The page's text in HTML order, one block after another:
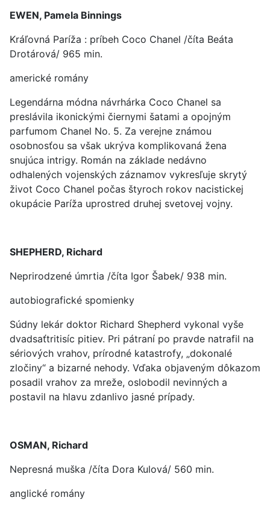
EWEN, Pamela Binnings
Kráľovná Paríža : príbeh Coco Chanel /číta Beáta
Drotárová/ 965 min.
americké romány
Legendárna módna návrhárka Coco Chanel sa
preslávila ikonickými čiernymi šatami a opojným
parfumom Chanel No. 5. Za verejne známou
osobnosťou sa však ukrýva komplikovaná žena
snujúca intrigy. Román na základe nedávno
odhalených vojenských záznamov vykresľuje skrytý
život Coco Chanel počas štyroch rokov nacistickej
okupácie Paríža uprostred druhej svetovej vojny.
SHEPHERD, Richard
Neprirodzené úmrtia /číta Igor Šabek/ 938 min.
autobiografické spomienky
Súdny lekár doktor Richard Shepherd vykonal vyše
dvadsaťtritisíc pitiev. Pri pátraní po pravde natrafil na
sériových vrahov, prírodné katastrofy, „dokonalé
zločiny“ a bizarné nehody. Vďaka objaveným dôkazom
posadil vrahov za mreže, oslobodil nevinných a
postavil na hlavu zdanlivo jasné prípady.
OSMAN, Richard
Nepresná muška /číta Dora Kulová/ 560 min.
anglické romány